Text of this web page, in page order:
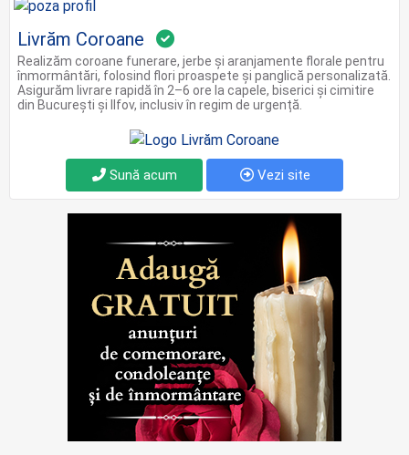
Livrăm Coroane
Realizăm coroane funerare, jerbe și aranjamente florale pentru
înmormântări, folosind flori proaspete și panglică personalizată.
Asigurăm livrare rapidă în 2–6 ore la capele, biserici și cimitire
din București și Ilfov, inclusiv în regim de urgență.
Sună acum Vezi site